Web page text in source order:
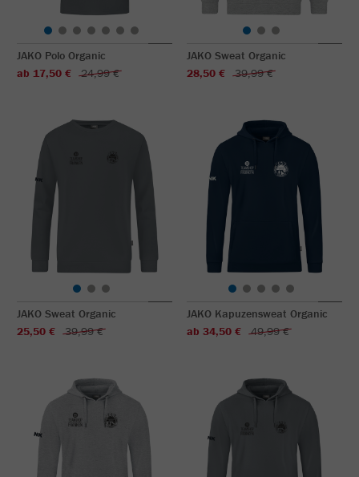
JAKO Polo Organic
ab 17,50 €
24,99 €
JAKO Sweat Organic
28,50 €
39,99 €
JAKO Sweat Organic
25,50 €
39,99 €
JAKO Kapuzensweat Organic
ab 34,50 €
49,99 €